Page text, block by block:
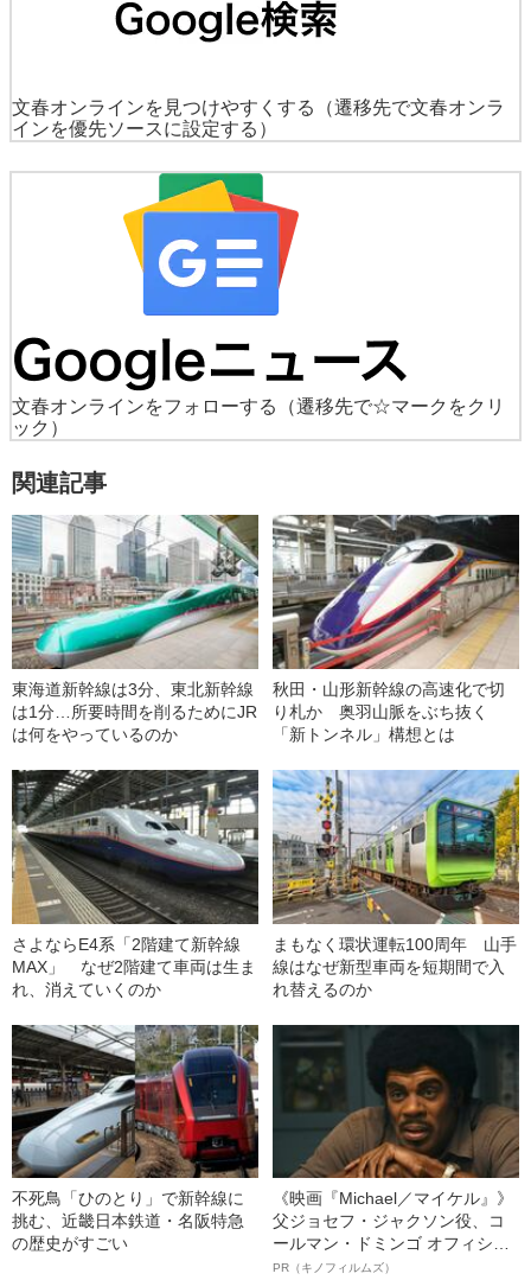
文春オンラインを見つけやすくする
（遷移先で文春オンラ
インを優先ソースに設定する）
文春オンラインをフォローする
（遷移先で☆マークをクリ
ック）
関連記事
東海道新幹線は3分、東北新幹線
は1分…所要時間を削るためにJR
は何をやっているのか
秋田・山形新幹線の高速化で切
り札か 奥羽山脈をぶち抜く
「新トンネル」構想とは
さよならE4系「2階建て新幹線
MAX」 なぜ2階建て車両は生ま
れ、消えていくのか
まもなく環状運転100周年 山手
線はなぜ新型車両を短期間で入
れ替えるのか
不死鳥「ひのとり」で新幹線に
挑む、近畿日本鉄道・名阪特急
の歴史がすごい
《映画『Michael／マイケル』》
父ジョセフ・ジャクソン役、コ
ールマン・ドミンゴ オフィシャ
ルインタビュー“観客を魅了した
PR（キノフィルムズ）